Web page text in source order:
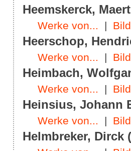
Heemskerck,
Werke von... |
Heerschop,
Werke von... |
Heimbach,
Werke von... |
Heinsius, Johann
Werke von... |
Helmbreker, Dirck